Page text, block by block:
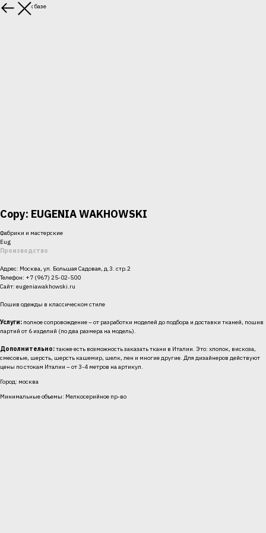
вернуться к базе
Copy: EUGENIA WAKHOWSKI
Фабрики и мастерские
Eug
Производство
Адрес: Москва, ул. Большая Садовая, д.3. стр.2
Телефон: +7 (967) 25-02-500
Сайт: eugeniawakhowski.ru
Пошив одежды в классическом стиле
Услуги: полное сопровождение – от разработки моделей до подбора и доставки тканей, пошив
партий от 6 изделий (по два размера на модель).
Дополнительно:также есть возможность заказать ткани в Италии. Это: хлопок, вискоза,
смесовые, шерсть, шерсть кашемир, шелк, лен и многие другие. Для дизайнеров действуют
цены по стокам Италии – от 3-4 метров на артикул.
Город: москва
Минимальные объемы: Мелкосерийное пр-во